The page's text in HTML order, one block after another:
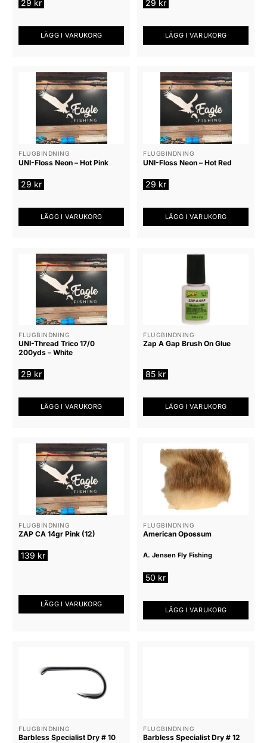
29 kr
LÄGG I VARUKORG
29 kr
LÄGG I VARUKORG
FLUGBINDNING
UNI-Floss Neon – Hot Pink
29 kr
LÄGG I VARUKORG
FLUGBINDNING
UNI-Floss Neon – Hot Red
29 kr
LÄGG I VARUKORG
FLUGBINDNING
UNI-Thread Trico 17/0
200yds – White
29 kr
LÄGG I VARUKORG
FLUGBINDNING
Zap A Gap Brush On Glue
85 kr
LÄGG I VARUKORG
FLUGBINDNING
ZAP CA 14gr Pink (12)
139 kr
LÄGG I VARUKORG
FLUGBINDNING
American Opossum
A. Jensen Fly Fishing
50 kr
LÄGG I VARUKORG
FLUGBINDNING
Barbless Specialist Dry # 10
FLUGBINDNING
Barbless Specialist Dry # 12